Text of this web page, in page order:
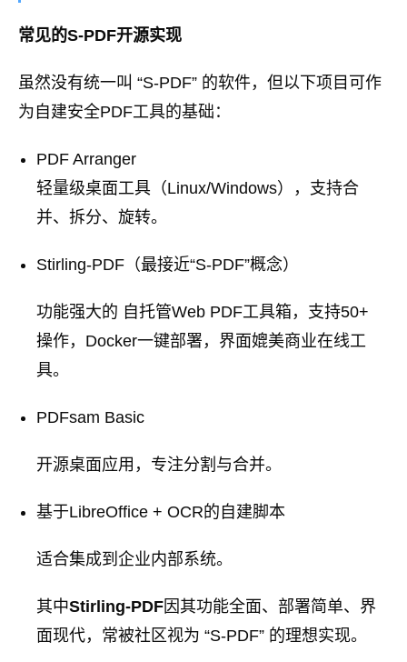
常见的S-PDF开源实现
虽然没有统一叫 “S-PDF” 的软件，但以下项目可作
为自建安全PDF工具的基础：
PDF Arranger
轻量级桌面工具（Linux/Windows），支持合
并、拆分、旋转。
Stirling-PDF（最接近“S-PDF”概念）
功能强大的 自托管Web PDF工具箱，支持50+
操作，Docker一键部署，界面媲美商业在线工
具。
PDFsam Basic
开源桌面应用，专注分割与合并。
基于LibreOffice + OCR的自建脚本
适合集成到企业内部系统。
其中Stirling-PDF因其功能全面、部署简单、界
面现代，常被社区视为 “S-PDF” 的理想实现。